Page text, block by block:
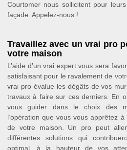
Courtomer nous sollicitent pour
façade. Appelez-nous !
Travaillez avec un vrai pro
votre maison
L’aide d’un vrai expert vous sera
satisfaisant pour le ravalement de
vrai pro évalue les dégâts de vos
travaux à faire sur ces derniers. En
vous guider dans le choix des
l’opération que vous vous apprêtez
de votre maison. Un pro peut
différentes solutions qui
optimal, à la hauteur de vos